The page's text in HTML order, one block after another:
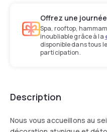
Offrez une
Spa, rooftop,
inoubliable grâce à la
disponible dans tous
participation.
Description
Nous vous accueillons au